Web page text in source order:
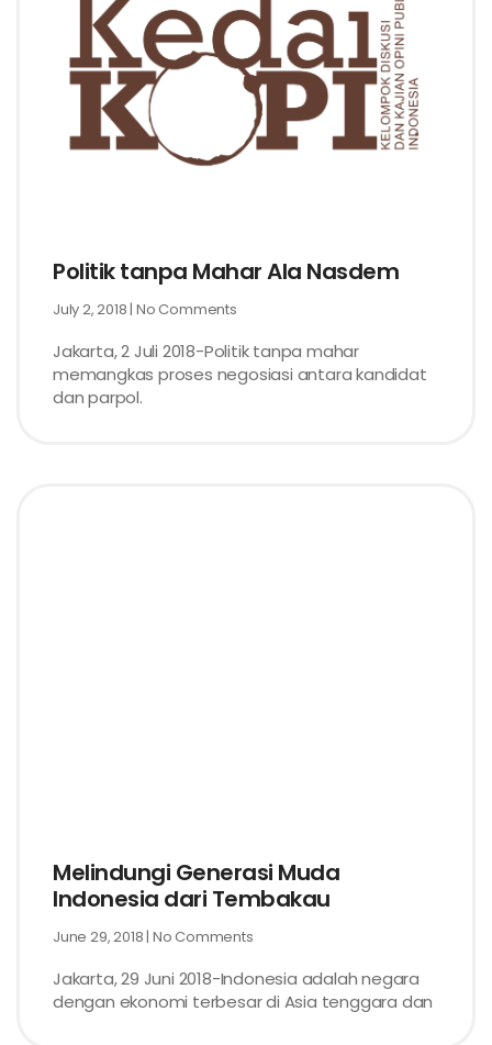
Politik tanpa Mahar Ala Nasdem
July 2, 2018 No Comments
Jakarta, 2 Juli 2018-Politik tanpa mahar
memangkas proses negosiasi antara kandidat
dan parpol.
Melindungi Generasi Muda
Indonesia dari Tembakau
June 29, 2018 No Comments
Jakarta, 29 Juni 2018-Indonesia adalah negara
dengan ekonomi terbesar di Asia tenggara dan